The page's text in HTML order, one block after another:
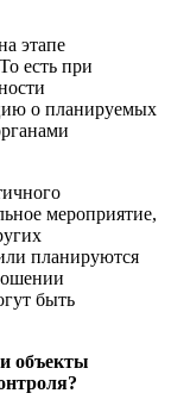
этапе
есть при
о планируемых
мероприятие,
планируются
быть
объекты